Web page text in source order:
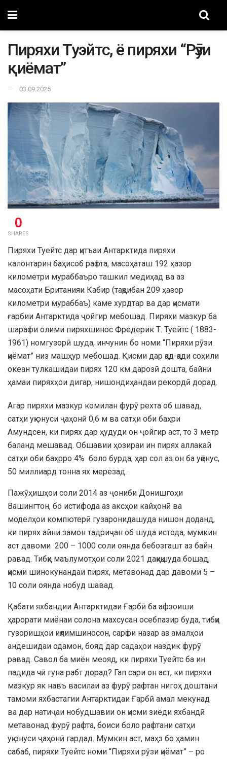
Пиряхи Туэйтс, ё пиряхи “Рӯзи
қиёмат”
03.09.2025
0
SHARES
Пиряхи Туейтс дар қитъаи Антарктида пиряхи
калонтарин баҳисоб рафта, масоҳаташ 192 ҳазор
километри мураббаъро ташкил медиҳад ва аз
масоҳати Британияи Кабир (тақрибан 209 ҳазор
километри мураббаъ) каме хурдтар ва дар қисмати
ғарбии Антарктида ҷойгир мебошад. Пиряхи мазкур ба
шарафи олими пиряхшинос Фредерик Т. Туейтс ( 1883-
1961) номгузорӣ шуда, инчунин бо номи “Пиряхи рӯзи
қиёмат” низ машҳур мебошад. Қисми дар қад-қади соҳили
океан тулкашидаи пирях 120 км дарозӣ дошта, байни
ҳамаи пиряхҳои дигар, нишондиҳандаи рекордӣ дорад.
Агар пиряхи мазкур комилан фурӯ рехта об шавад,
сатҳи уқюнуси ҷаҳонӣ 0,6 м ва сатҳи оби баҳри
Амундсен, ки пирях дар ҳудуди он ҷойгир аст, то 3 метр
баланд мешавад. Обшавии ҳозираи ин пирях аллакай
сатҳи оби баҳрро 4% боло бурда, ҳар сол аз он ба уқёнус,
50 миллиард тонна ях мерезад.
Пажӯҳишҳои соли 2014 аз ҷониби Донишгоҳи
Вашингтон, бо истифода аз аксҳои кайҳонӣ ва
моделҳои компютерӣ гузаронидашуда нишон доданд,
ки пирях айни замон тадриҷан об шуда истода, мумкин
аст давоми 200 – 1000 соли оянда бебозгашт аз байн
равад. Тибқи маълумотҳои соли 2021 дақиқшуда бошад,
қисми шинокунандаи пирях, метавонад дар давоми 5 –
10 соли оянда нобуд шавад.
Қабати яхбандии Антарктидаи Ғарбӣ ба афзоиши
ҳарорати миёнаи солона махсусан осебпазир буда, тибқи
гузоришҳои иқлимшиносон, сарфи назар аз амалҳои
андешидаи одамон, бояд дар садаҳои наздик фурӯ
равад. Савол ба миён меояд, ки пиряхи Туейтс ба ин
падида чӣ гуна рабт дорад? Гап сари он аст, ки пиряхи
мазкур як навъ василаи аз фурӯ рафтан нигоҳ доштани
тамоми яхбастагии Антарктидаи Ғарбӣ амал мекунад
ва дар натиҷаи нобудшавии он қисми зиёди яхбандӣ
метавонад фурӯ рафта, боиси боло рафтани сатҳи
уқюнуси ҷаҳонӣ гардад. Мумкин аст, маҳз бо ҳамин
сабаб, пиряхи Туейтс номи “Пиряхи рӯзи қиёмат” – ро